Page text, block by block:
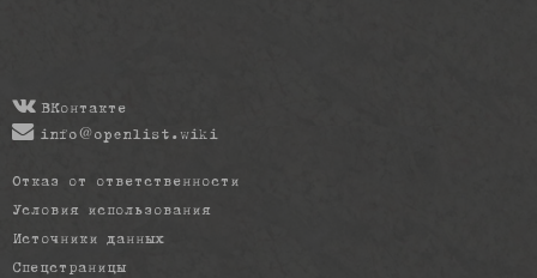
ВКонтакте
info@openlist.wiki
Отказ от ответственности
Условия использования
Источники данных
Спецстраницы